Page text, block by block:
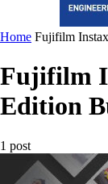
Home Fujifilm
Fujifilm
Edition
1 post